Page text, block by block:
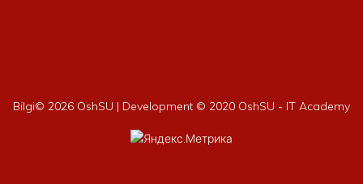
Bilgi© 2026 OshSU | Development © 2020 OshSU - IT Academy